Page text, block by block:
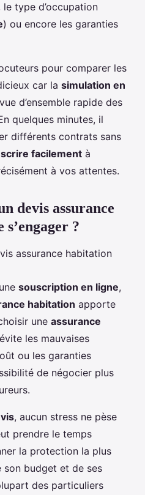
type d’occupation
) ou encore les garanties
pour comparer les
car la simulation en
d’ensemble rapide des
quelques minutes, il
différents contrats sans
facilement à
à vos attentes.
devis assurance
?
souscription en ligne,
habitation apporte
une assurance
les mauvaises
ou les garanties
de négocier plus
, aucun stress ne pèse
prendre le temps
la protection la plus
budget et de ses
des particuliers